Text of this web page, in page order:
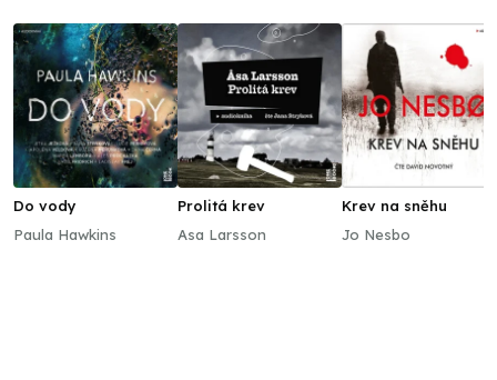
Do vody
Paula Hawkins
Prolitá krev
Asa Larsson
Krev na sněhu
Jo Nesbo